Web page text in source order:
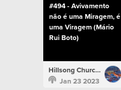
#494 - Avivamento
não é uma Miragem, é
uma Viragem (Mário
Rui Boto)
Hillsong Church Portugal
Jan 23 2023